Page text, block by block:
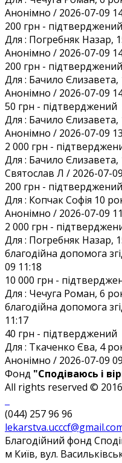
Анонiмно / 2026-07-09
200 грн - підтверджений
Для : Погребняк Назар,
Анонiмно / 2026-07-09
200 грн - підтверджений
Для : Бачило Єлизавета,
Анонiмно / 2026-07-09
50 грн - підтверджений
Для : Бачило Єлизавета,
Анонiмно / 2026-07-09
2 000 грн -
Для : Бачило Єлизавета,
Святослав Л / 2026-07-
200 грн - підтверджений
Для : Копчак Софія 10
Анонiмно / 2026-07-09
2 000 грн -
Для : Погребняк Назар,
благодійна допомога
09 11:18
10 000 грн -
Для : Чечуга Роман, 6
благодійна допомога
11:17
40 грн - підтверджений
Для : Ткаченко Єва, 4
Анонiмно / 2026-07-09
Фонд "Сподіваюсь і
All rights reserved ©
(044) 257 96 96
Благодійний фонд
м Київ, вул.